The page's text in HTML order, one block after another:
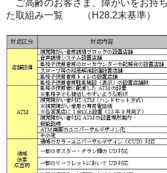
ご高齢のお客さま、障がいをお持
た取組み一覧 （H28.2末基準）